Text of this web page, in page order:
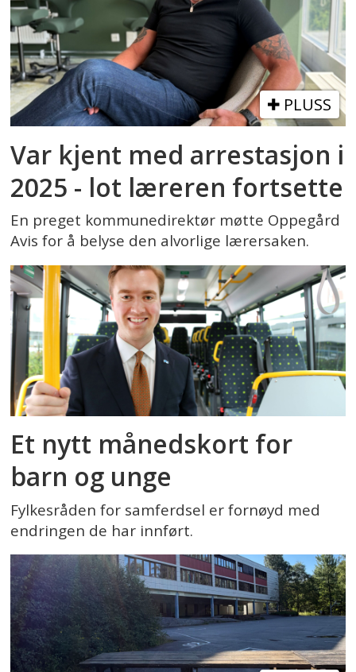
PLUSS
Var kjent med arrestasjon i
2025 - lot læreren fortsette
En preget kommunedirektør møtte Oppegård
Avis for å belyse den alvorlige lærersaken.
Et nytt månedskort for
barn og unge
Fylkesråden for samferdsel er fornøyd med
endringen de har innført.